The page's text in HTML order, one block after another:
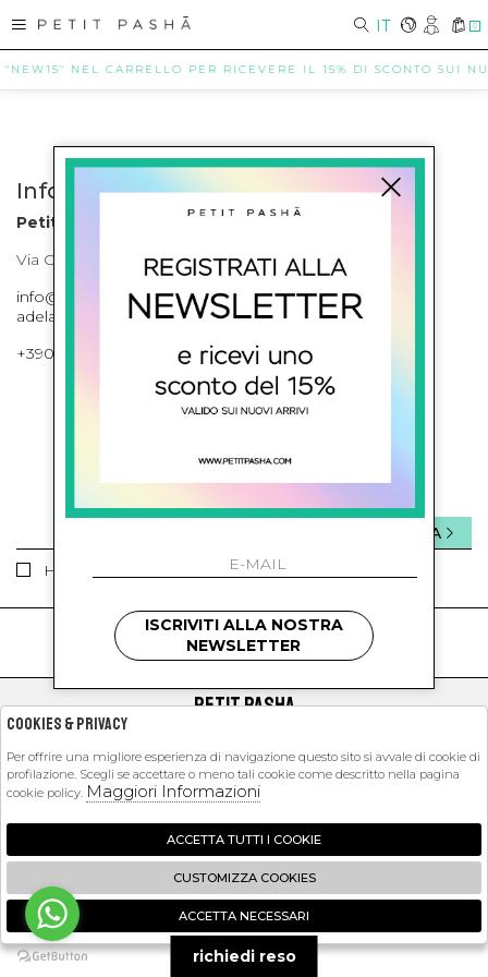
IT 0
NEL CARRELLO PER RICEVERE IL 15% DI SCONTO SUI
Info contatti
Petit Pasha
Via Cilea, 255 Napoli Corso Umberto I 301 Napoli
info@petitpasha.com, petitpasha@hotmail.it,
adelaide.petitpasha@hotmail.com
+39081643421 , +390812351280
ISCRIVITI ALLA NEWSLETTER
Ho letto ed accettato le condizioni sulla privacy.
INVIA
kids
PETIT PASHA
EXTRA
2026 Petit Pasha - P.iva : 09423341214 Powered by
Zucchetti
🍪
ISCRIVITI ALLA NOSTRA
NEWSLETTER
richiedi reso
Cookies & Privacy
Per offrire una migliore esperienza di navigazione questo sito si avvale di cookie di
profilazione. Scegli se accettare o meno tali cookie come descritto nella pagina
cookie policy. Maggiori Informazioni
ACCETTA TUTTI I COOKIE
CUSTOMIZZA COOKIES
ACCETTA NECESSARI